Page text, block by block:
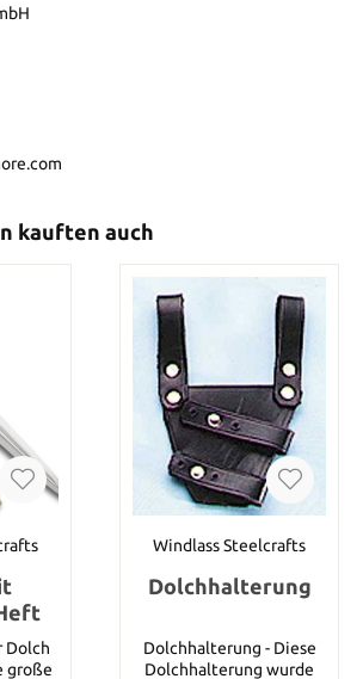
kauften auch
Dolch
große
Windlass Steelcrafts
Dolchhalterung
Dolchhalterung - Diese
Dolchhalterung wurde